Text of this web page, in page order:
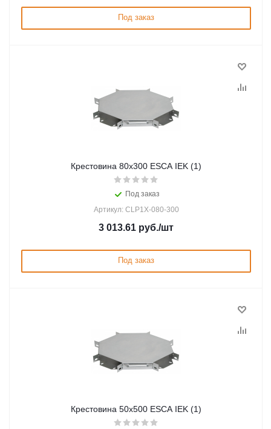
Под заказ
Крестовина 80х300 ESCA IEK (1)
Под заказ
Артикул: CLP1X-080-300
3 013.61 руб./шт
Под заказ
Крестовина 50х500 ESCA IEK (1)